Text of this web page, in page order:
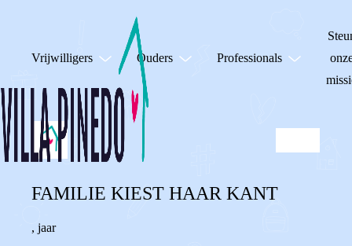
Vrijwilligers Ouders Professionals
FAMILIE KIEST HAAR KANT
, jaar